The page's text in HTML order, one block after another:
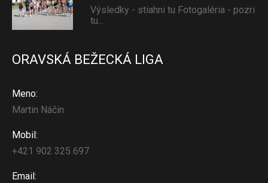
Výsledky - stiahni tu Fotogaléria - pozri
tu...
ORAVSKÁ BEŽECKÁ LIGA
Meno:
Martin Náčin
Mobil:
+421 902 325 697
Email: